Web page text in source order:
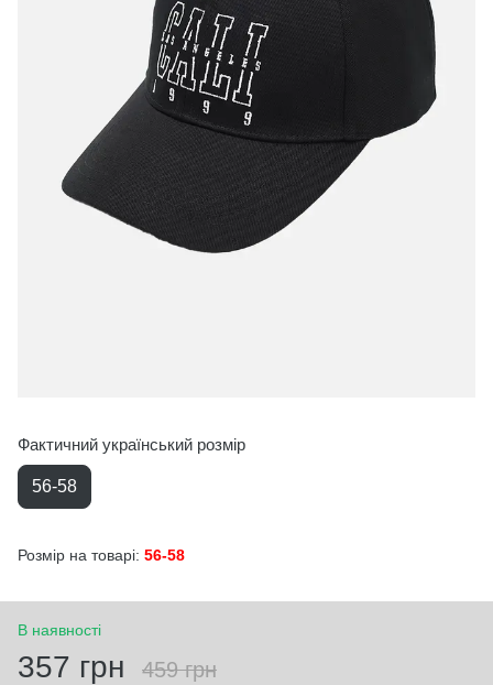
Фактичний український розмір
56-58
Розмір на товарі: 56-58
В наявності
357 грн 459 грн